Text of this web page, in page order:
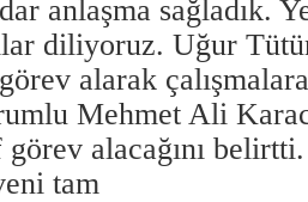
anlaşma sağladık.
diliyoruz. Uğur
görev alarak
Mehmet Ali
alacağını belirtti.
tam